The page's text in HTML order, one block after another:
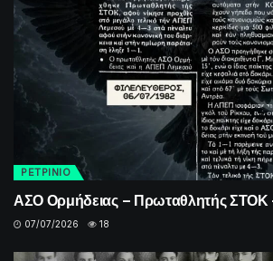
ΡΕΤΡINIO
ΑΣΟ Ορμήδειας – Πρωταθλητής ΣΤΟΚ
07/07/2026 18